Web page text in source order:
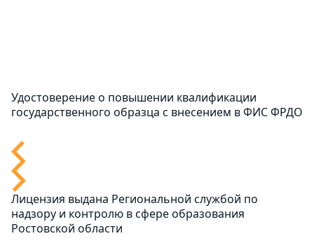
Удостоверение о повышении квалификации
государственного образца с внесением в ФИС ФРДО
Лицензия выдана Региональной службой по
надзору и контролю в сфере образования
Ростовской области